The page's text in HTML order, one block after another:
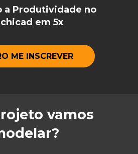
a Produtividade no
em 5x
ME INSCREVER
vamos